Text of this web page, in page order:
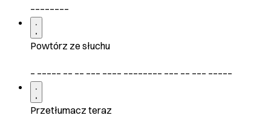
Powtórz ze słuchu
Przetłumacz teraz